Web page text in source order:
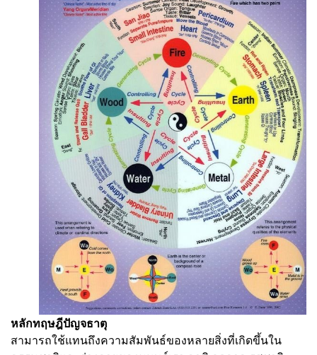
หลักทฤษฎีปัญจธาตุ
สามารถใช้แทนถึงความสัมพันธ์ของหลายสิ่งที่เกิดขึ้นใน